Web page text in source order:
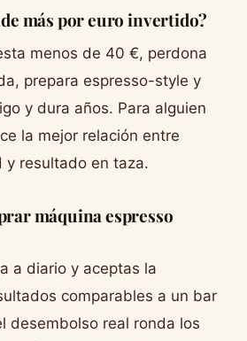
más por euro invertido?
menos de 40 €, perdona
prepara espresso-style y
y dura años. Para alguien
la mejor relación entre
y resultado en taza.
máquina espresso
a diario y aceptas la
comparables a un bar
desembolso real ronda los